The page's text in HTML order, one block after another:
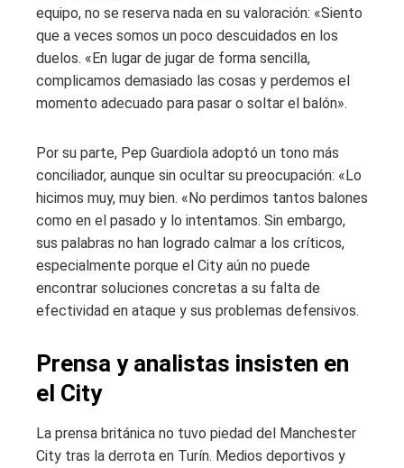
equipo, no se reserva nada en su valoración: «Siento
que a veces somos un poco descuidados en los
duelos. «En lugar de jugar de forma sencilla,
complicamos demasiado las cosas y perdemos el
momento adecuado para pasar o soltar el balón».
Por su parte, Pep Guardiola adoptó un tono más
conciliador, aunque sin ocultar su preocupación: «Lo
hicimos muy, muy bien. «No perdimos tantos balones
como en el pasado y lo intentamos. Sin embargo,
sus palabras no han logrado calmar a los críticos,
especialmente porque el City aún no puede
encontrar soluciones concretas a su falta de
efectividad en ataque y sus problemas defensivos.
Prensa y analistas insisten en
el City
La prensa británica no tuvo piedad del Manchester
City tras la derrota en Turín. Medios deportivos y